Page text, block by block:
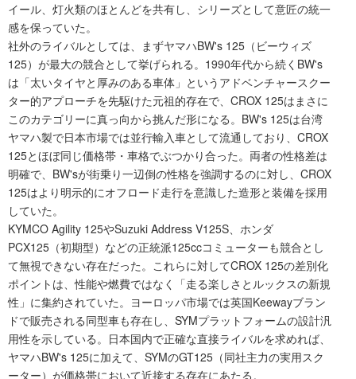
イール、灯火類のほとんどを共有し、シリーズとして意匠の統一
感を保っていた。
社外のライバルとしては、まずヤマハBW's 125（ビーウィズ
125）が最大の競合として挙げられる。1990年代から続くBW's
は「太いタイヤと厚みのある車体」というアドベンチャースクー
ター的アプローチを先駆けた元祖的存在で、CROX 125はまさに
このカテゴリーに真っ向から挑んだ形になる。BW's 125は台湾
ヤマハ製で日本市場では並行輸入車として流通しており、CROX
125とほぼ同じ価格帯・車格でぶつかり合った。両者の性格差は
明確で、BW'sが街乗り一辺倒の性格を強調するのに対し、CROX
125はより明示的にオフロード走行を意識した造形と装備を採用
していた。
KYMCO Agility 125やSuzuki Address V125S、ホンダ
PCX125（初期型）などの正統派125ccコミューターも競合とし
て無視できない存在だった。これらに対してCROX 125の差別化
ポイントは、性能や燃費ではなく「走る楽しさとルックスの新規
性」に集約されていた。ヨーロッパ市場では英国Keewayブラン
ドで販売される同型車も存在し、SYMプラットフォームの設計汎
用性を示している。日本国内で正確な直接ライバルを求めれば、
ヤマハBW's 125に加えて、SYMのGT125（同社主力の実用スク
ーター）が価格帯において近接する存在にあたる。